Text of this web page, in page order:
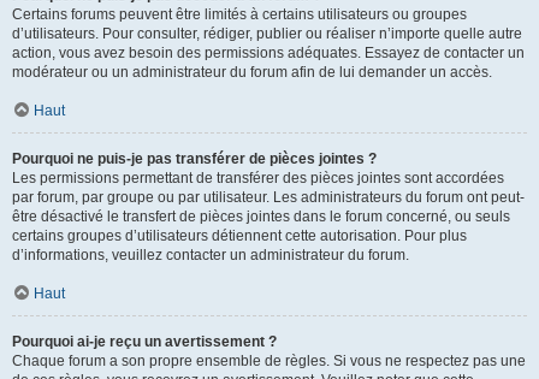
Certains forums peuvent être limités à certains utilisateurs ou groupes
d’utilisateurs. Pour consulter, rédiger, publier ou réaliser n’importe quelle autre
action, vous avez besoin des permissions adéquates. Essayez de contacter un
modérateur ou un administrateur du forum afin de lui demander un accès.
Haut
Pourquoi ne puis-je pas transférer de pièces jointes ?
Les permissions permettant de transférer des pièces jointes sont accordées
par forum, par groupe ou par utilisateur. Les administrateurs du forum ont peut-
être désactivé le transfert de pièces jointes dans le forum concerné, ou seuls
certains groupes d’utilisateurs détiennent cette autorisation. Pour plus
d’informations, veuillez contacter un administrateur du forum.
Haut
Pourquoi ai-je reçu un avertissement ?
Chaque forum a son propre ensemble de règles. Si vous ne respectez pas une